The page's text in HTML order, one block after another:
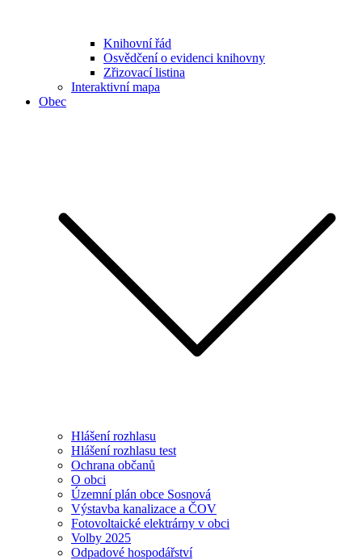
Knihovní řád
Osvědčení o evidenci knihovny
Zřizovací listina
Interaktivní mapa
Obec
Hlášení rozhlasu
Hlášení rozhlasu test
Ochrana občanů
O obci
Územní plán obce Sosnová
Výstavba kanalizace a ČOV
Fotovoltaické elektrárny v obci
Volby 2025
Odpadové hospodářství